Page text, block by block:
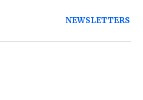
NEWSLETTERS